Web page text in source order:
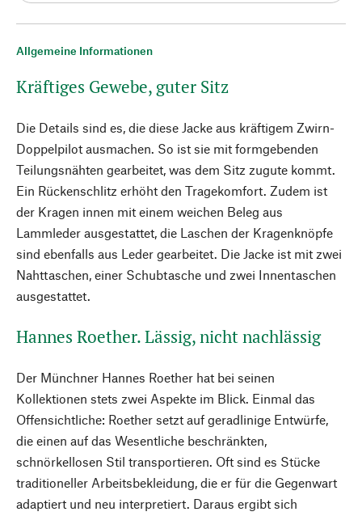
Allgemeine Informationen
Kräftiges Gewebe, guter Sitz
Die Details sind es, die diese Jacke aus kräftigem Zwirn-
Doppelpilot ausmachen. So ist sie mit formgebenden
Teilungsnähten gearbeitet, was dem Sitz zugute kommt.
Ein Rückenschlitz erhöht den Tragekomfort. Zudem ist
der Kragen innen mit einem weichen Beleg aus
Lammleder ausgestattet, die Laschen der Kragenknöpfe
sind ebenfalls aus Leder gearbeitet. Die Jacke ist mit zwei
Nahttaschen, einer Schubtasche und zwei Innentaschen
ausgestattet.
Hannes Roether. Lässig, nicht nachlässig
Der Münchner Hannes Roether hat bei seinen
Kollektionen stets zwei Aspekte im Blick. Einmal das
Offensichtliche: Roether setzt auf geradlinige Entwürfe,
die einen auf das Wesentliche beschränkten,
schnörkellosen Stil transportieren. Oft sind es Stücke
traditioneller Arbeitsbekleidung, die er für die Gegenwart
adaptiert und neu interpretiert. Daraus ergibt sich